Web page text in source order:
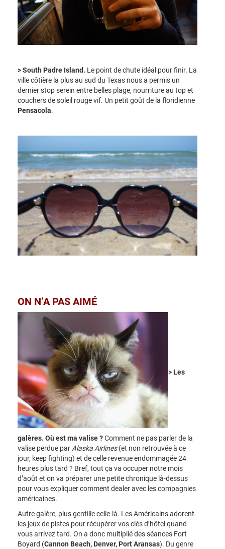
> South Padre Island. Le point de chute idéal pour finir. La
ville côtière la plus au sud du Texas nous a permis un
dernier stop serein entre belles plage, nourriture au top et
couchers de soleil rouge vif. Un petit goût de la floridienne
Pensacola.
ON N’A PAS AIMÉ
> Les
galères. Où est ma valise ?Comment ne pas parler de la
valise perdue par Alaska Airlines(et non retrouvée à ce
jour, keep fighting) et de celle revenue endommagée 24
heures plus tard ? Bref, tout ça va occuper notre mois
d’août et on va préparer une petite chronique là-dessus
pour vous expliquer comment dealer avec les compagnies
américaines.
Autre galère, plus gentille celle-là. Les Américains adorent
les jeux de pistes pour récupérer vos clés d’hôtel quand
vous arrivez tard. On a donc multiplié des séances Fort
Boyard (Cannon Beach, Denver, Port Aransas). Du genre